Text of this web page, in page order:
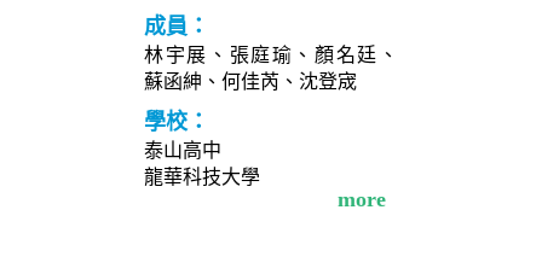
成員：
林宇展、張庭瑜、顏名廷、
蘇函紳、何佳芮、沈登宬
學校：
泰山高中
龍華科技大學
more